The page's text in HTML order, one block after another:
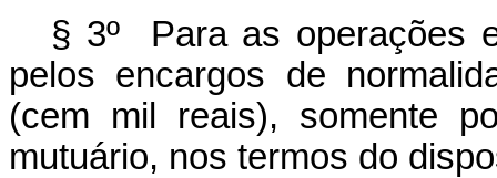
§ 3º Para as operações
pelos encargos de
(cem mil reais), somente
mutuário, nos termos do